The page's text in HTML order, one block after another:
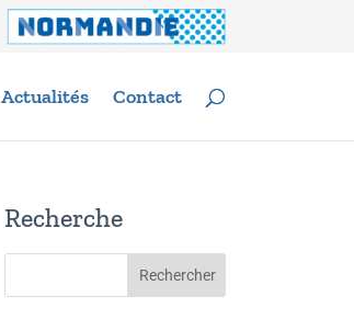
Actualités Contact
Recherche